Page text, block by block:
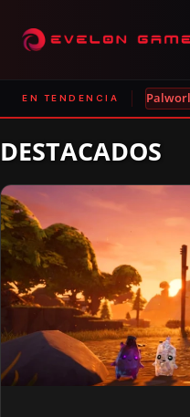
EN TENDENCIA
DESTACADOS